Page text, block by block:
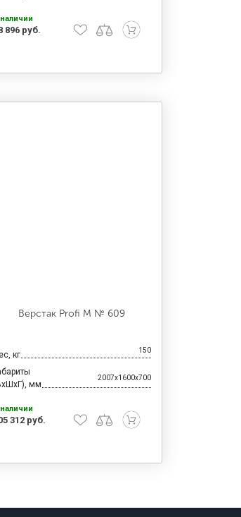
896 руб.
Верстак Profi M № 609
кг 150
мм
2007x1600x700
312 руб.